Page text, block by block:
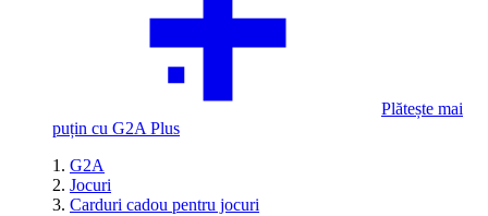
Plătește mai
puțin cu G2A Plus
G2A
Jocuri
Carduri cadou pentru jocuri